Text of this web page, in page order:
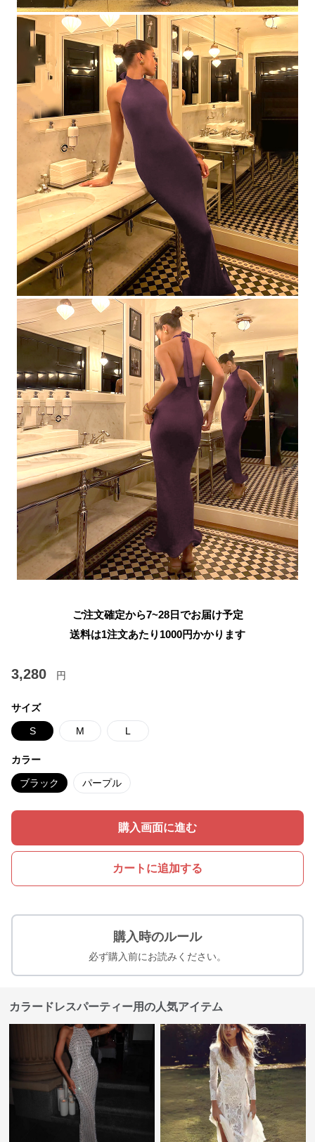
ご注文確定から7~28日でお届け予定
送料は1注文あたり 1000円かかります
3,280 円
サイズ
S M L
カラー
ブラック パープル
購入画面に進む
カートに追加する
購入時のルール
必ず購入前にお読みください。
カラードレスパーティー用の人気アイテム